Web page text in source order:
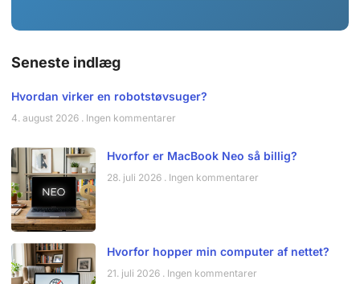
Seneste indlæg
Hvordan virker en robotstøvsuger?
4. august 2026 Ingen kommentarer
Hvorfor er MacBook Neo så billig?
28. juli 2026 Ingen kommentarer
Hvorfor hopper min computer af nettet?
21. juli 2026 Ingen kommentarer